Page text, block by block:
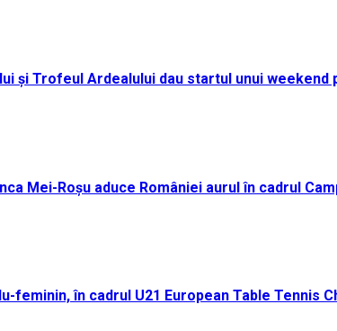
și Trofeul Ardealului dau startul unui weekend
Mei-Roșu aduce României aurul în cadrul
feminin, în cadrul U21 European Table Tennis